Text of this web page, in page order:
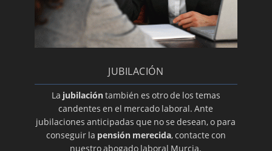
JUBILACIÓN
La jubilacióntambién es otro de los temas
candentes en el mercado laboral. Ante
jubilaciones anticipadas que no se desean, o para
conseguir la pensión merecida, contacte con
nuestro abogado laboral Murcia.